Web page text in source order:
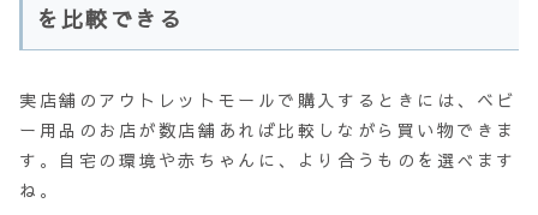
を比較できる
実店舗のアウトレットモールで購入するときには、ベビ
ー用品のお店が数店舗あれば比較しながら買い物できま
す。自宅の環境や赤ちゃんに、より合うものを選べます
ね。